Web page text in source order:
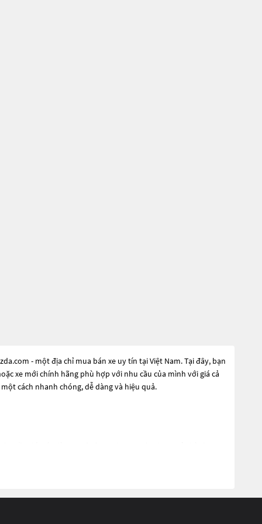
- một địa chỉ mua bán xe uy tín tại Việt Nam. Tại đây, bạn
xe mới chính hãng phù hợp với nhu cầu của mình với giá cả
cách nhanh chóng, dễ dàng và hiệu quả.
đại và công nghệ tiên tiến. Các dòng
phá các dòng